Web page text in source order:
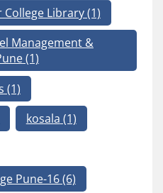
College Library(1)
Management &
(1)
(1)
kosala (1)
Pune-16(6)